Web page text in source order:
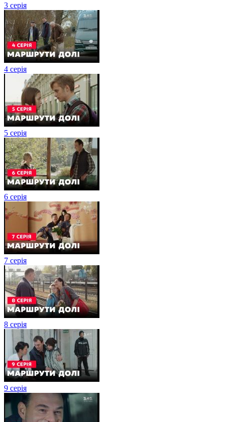
3 серія
4 серія
5 серія
6 серія
7 серія
8 серія
9 серія